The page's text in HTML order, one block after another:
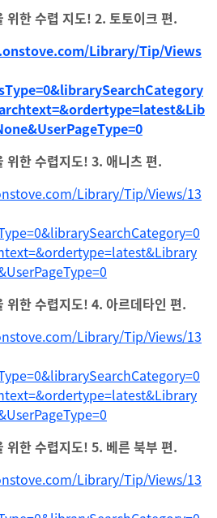
위한 수렵 지도! 2. 토토이크 편.
Library/Tip/Views
위한 수렵지도! 3. 애니츠 편.
Library/Tip/Views/13
위한 수렵지도! 4. 아르데타인 편.
Library/Tip/Views/13
위한 수렵지도! 5. 베른 북부 편.
Library/Tip/Views/13